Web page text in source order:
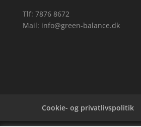
Tlf: 7876 8672
Mail: info@green-balance.dk
Cookie- og privatlivspolitik